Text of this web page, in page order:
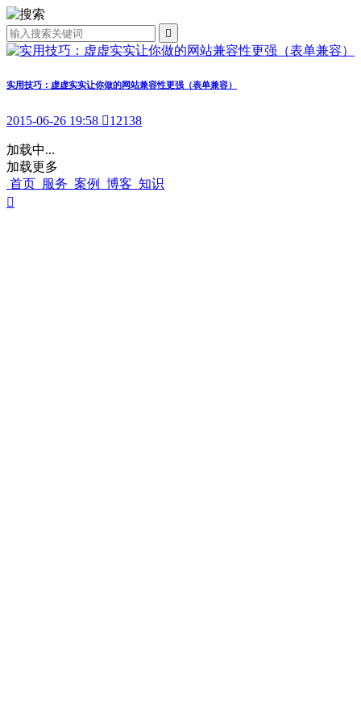

实用技巧：虚虚实实让你做的网站兼容性更强（表单兼容）
2015-06-26 19:58 12138
加载中...
加载更多
首页 服务 案例 博客 知识
